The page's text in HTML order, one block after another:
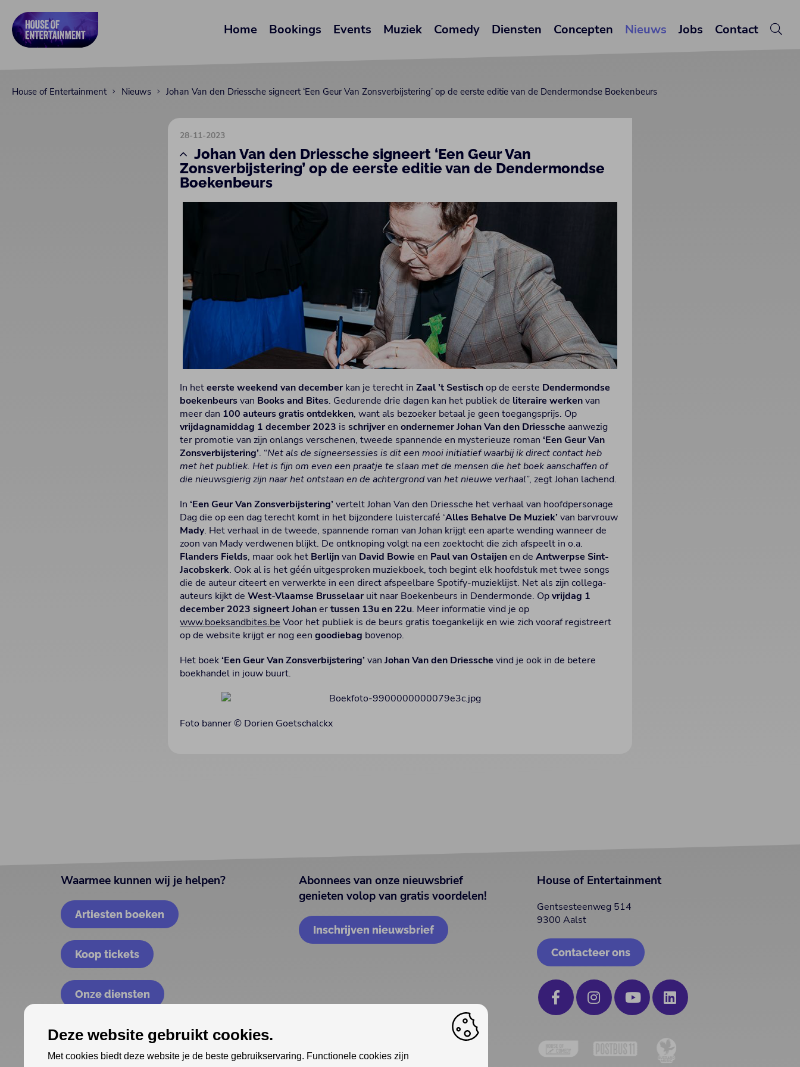
Home Bookings Events Muziek Comedy Diensten Concepten Nieuws Jobs Contact
House of Entertainment Nieuws Johan Van den Driessche signeert ‘Een Geur Van Zonsverbijstering’ op de eerste editie van de Dendermondse Boekenbeurs
28-11-2023
Johan Van den Driessche signeert ‘Een Geur Van
Zonsverbijstering’ op de eerste editie van de Dendermondse
Boekenbeurs
In heteerste weekend van december kan je terecht inZaal ’t Sestischop de eerste Dendermondse
boekenbeursvan Books and Bites. Gedurende drie dagen kan het publiek de literaire werkenvan
meer dan 100 auteursgratisontdekken, want als bezoeker betaal je geen toegangsprijs. Op
vrijdagnamiddag 1 december 2023 isschrijverenondernemerJohan Van den Driessche aanwezig
ter promotie van zijn onlangs verschenen, tweede spannende en mysterieuze roman‘Een Geur Van
Zonsverbijstering’. “Net als de signeersessies is dit een mooi initiatief waarbij ik direct contact heb
met het publiek. Het is fijn om even een praatje te slaan met de mensen die het boek aanschaffen of
die nieuwsgierig zijn naar het ontstaan en de achtergrond van het nieuwe verhaal”, zegt Johan lachend.
In‘Een Geur Van Zonsverbijstering’ vertelt Johan Van den Driessche het verhaal van hoofdpersonage
Dag die op een dag terecht komt in het bijzondere luistercafé ‘Alles Behalve De Muziek’ van barvrouw
Mady. Het verhaal in de tweede, spannende roman van Johan krijgt een aparte wending wanneer de
zoon van Mady verdwenen blijkt. De ontknoping volgt na een zoektocht die zich afspeelt in o.a.
Flanders Fields, maar ook het Berlijnvan David Bowie en Paul van Ostaijenen deAntwerpse Sint-
Jacobskerk. Ook al is het géén uitgesproken muziekboek, toch begint elk hoofdstuk met twee songs
die de auteur citeert en verwerkte in een direct afspeelbare Spotify-muzieklijst. Net als zijn collega-
auteurs kijkt deWest-Vlaamse Brusselaar uit naar Boekenbeurs in Dendermonde. Opvrijdag 1
december 2023 signeertJohanertussen 13u en 22u. Meer informatie vind je op
www.boeksandbites.be Voor het publiek is de beurs gratis toegankelijk en wie zich vooraf registreert
op de website krijgt er nog eengoodiebag bovenop.
Het boek‘Een Geur Van Zonsverbijstering’ vanJohan Van den Driessche vind je ook in de betere
boekhandel in jouw buurt.
Foto banner © Dorien Goetschalckx
Waarmee kunnen wij je helpen?
Artiesten boeken
Koop tickets
Onze diensten
Abonnees van onze nieuwsbrief
genieten volop van gratis voordelen!
Inschrijven nieuwsbrief
House of Entertainment
Gentsesteenweg 514
9300 Aalst
Contacteer ons
Deze website gebruikt cookies.
Met cookies biedt deze website je de beste gebruikservaring. Functionele cookies zijn